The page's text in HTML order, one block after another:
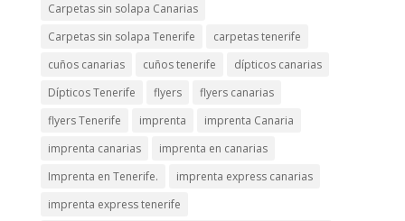
Carpetas sin solapa Canarias
Carpetas sin solapa Tenerife
carpetas tenerife
cuños canarias
cuños tenerife
dípticos canarias
Dípticos Tenerife
flyers
flyers canarias
flyers Tenerife
imprenta
imprenta Canaria
imprenta canarias
imprenta en canarias
Imprenta en Tenerife.
imprenta express canarias
imprenta express tenerife